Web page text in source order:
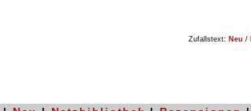
Zufallstext: Neu /